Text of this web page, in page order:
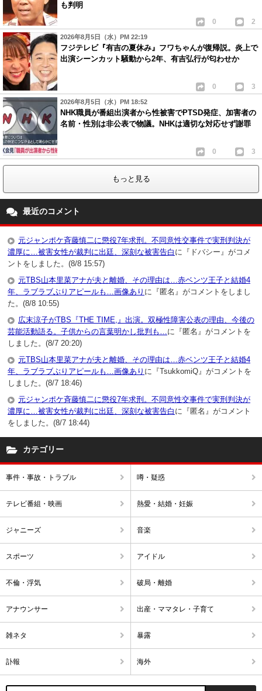
も判明
0 2
2026年8月5日（水）PM 22:19
フジテレビ『有吉の夏休み』フワちゃんが復帰説。炎上で
出演シーンカット騒動から2年、有吉弘行が匂わせか
0 3
2026年8月5日（水）PM 18:52
NHK職員が番組出演者から性被害でPTSD発症、加害者の
名前・性別は非公表で物議。NHKは適切な対応せず謝罪
0 3
もっと見る
最近のコメント
元ジャンポケ斉藤慎二に懲役7年求刑。不同意性交事件で実刑判決が
濃厚に…被害女性が裁判に出廷、深刻な被害告白 に『ドバシー』がコメ
ントをしました。(8/8 15:57)
元TBS山本里菜アナが夫と離婚、その理由は…赤ベンツ王子と結婚4
年、ラブラブぶりアピールも…画像あり に『匿名』がコメントをしまし
た。(8/8 10:55)
広末涼子がTBS『THE TIME,』出演。双極性障害公表の理由、今後の
芸能活動語る。子供からの言葉明かし批判も…に『匿名』がコメントを
しました。(8/7 20:20)
元TBS山本里菜アナが夫と離婚、その理由は…赤ベンツ王子と結婚4
年、ラブラブぶりアピールも…画像あり に『TsukkomiQ』がコメントを
しました。(8/7 18:46)
元ジャンポケ斉藤慎二に懲役7年求刑。不同意性交事件で実刑判決が
濃厚に…被害女性が裁判に出廷、深刻な被害告白 に『匿名』がコメント
をしました。(8/7 18:44)
カテゴリー
事件・事故・トラブル 噂・疑惑
テレビ番組・映画 熱愛・結婚・妊娠
ジャニーズ 音楽
スポーツ アイドル
不倫・浮気 破局・離婚
アナウンサー 出産・ママタレ・子育て
雑ネタ 暴露
訃報 海外